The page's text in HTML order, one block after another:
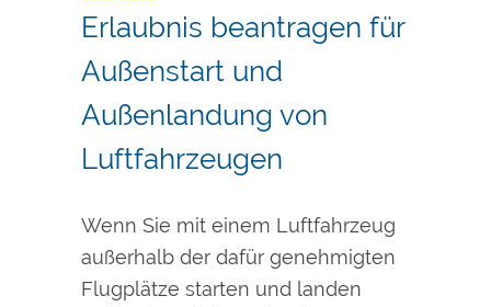
Erlaubnis beantragen für
Außenstart und
Außenlandung von
Luftfahrzeugen
Wenn Sie mit einem Luftfahrzeug
außerhalb der dafür genehmigten
Flugplätze starten und landen